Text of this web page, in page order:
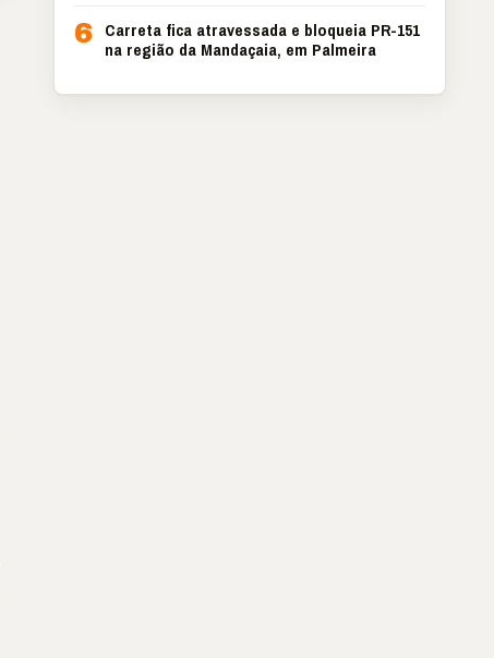
6 Carreta fica atravessada e bloqueia PR-151
na região da Mandaçaia, em Palmeira